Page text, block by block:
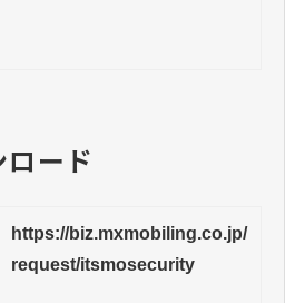
ード
https://biz.mxmobiling.co.jp/
request/itsmosecurity